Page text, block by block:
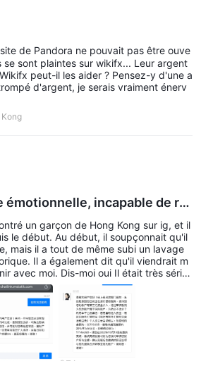
de Pandora ne pouvait pas être ouve
sont plaintes sur wikifx... Leur argent
peut-il les aider ? Pensez-y d'une a
d'argent, je serais vraiment énerv
émotionnelle, incapable de ret
un garçon de Hong Kong sur ig, et il
le début. Au début, il soupçonnait qu'il
mais il a tout de même subi un lavage
Il a également dit qu'il viendrait m
avec moi. Dis-moi oui Il était très série
Je n'avais vraiment aucun doute su
un moment. Plus tard, lorsqu'il a par
toujours en alerte. Il a également dit
Je n'ai pas osé toucher quelqu
pas. L'autre partie a commencé à
disant que je ne lui faisais pa
disputés. Plus tard, il m'a appelé pour